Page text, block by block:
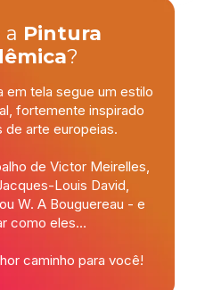
a Pintura
?
em tela segue um estilo
fortemente inspirado
de arte europeias.
de Victor Meirelles,
Louis David,
W. A Bouguereau - e
como eles…
caminho para você!